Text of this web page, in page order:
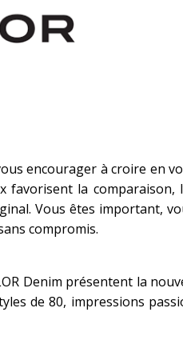
encourager à croire en
la comparaison,
Vous êtes important,
compromis.
Denim présentent la
de 80, impressions